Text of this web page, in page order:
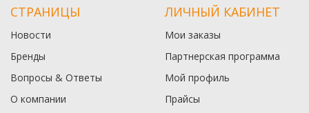
СТРАНИЦЫ
Новости
Бренды
Вопросы & Ответы
О компании
ЛИЧНЫЙ КАБИНЕТ
Мои заказы
Партнерская программа
Мой профиль
Прайсы